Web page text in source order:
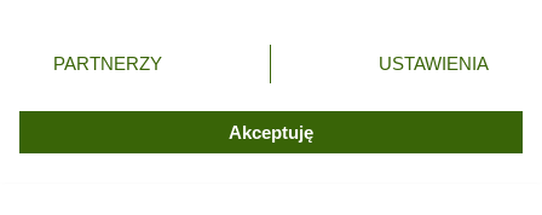
zmienić/wycofać klikając przycisk ustawień prywatności
znajdujący się w lewym dolnym rogu strony. Niektóre
użytkownika, ale masz prawo sprzeciwić się takiemu
przetwarzaniu. Preferencje będą miały zastosowania tylko
PARTNERZY USTAWIENIA
Akceptuję